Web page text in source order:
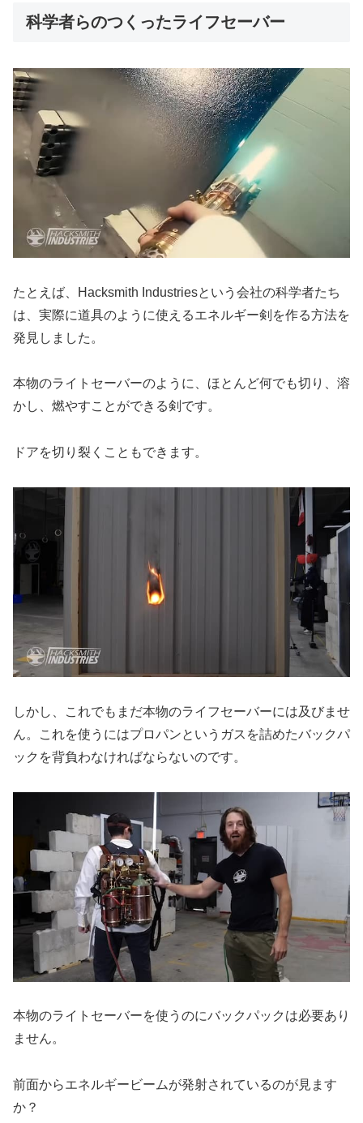
科学者らのつくったライフセーバー
たとえば、Hacksmith Industriesという会社の科学者たち
は、実際に道具のように使えるエネルギー剣を作る方法を
発見しました。
本物のライトセーバーのように、ほとんど何でも切り、溶
かし、燃やすことができる剣です。
ドアを切り裂くこともできます。
しかし、これでもまだ本物のライフセーバーには及びませ
ん。これを使うにはプロパンというガスを詰めたバックパ
ックを背負わなければならないのです。
本物のライトセーバーを使うのにバックパックは必要あり
ません。
前面からエネルギービームが発射されているのが見ます
か？